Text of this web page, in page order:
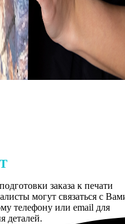
заказа к печати
могут связаться с
телефону или email для
деталей.